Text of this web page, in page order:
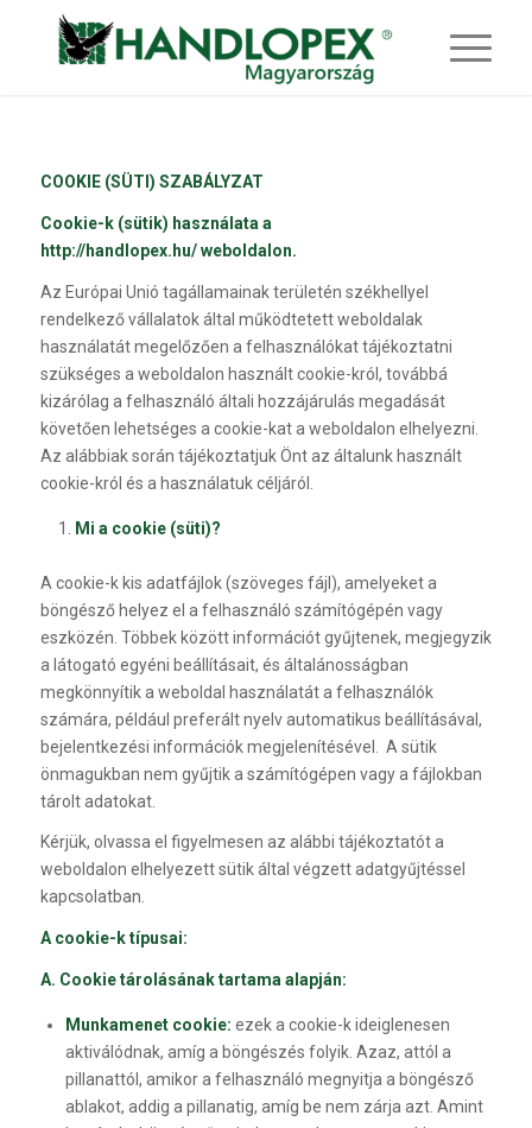
COOKIE (SÜTI) SZABÁLYZAT
Cookie-k (sütik) használata a
http://handlopex.hu/weboldalon.
Az Európai Unió tagállamainak területén székhellyel
rendelkező vállalatok által működtetett weboldalak
használatát megelőzően a felhasználókat tájékoztatni
szükséges a weboldalon használt cookie-król, továbbá
kizárólag a felhasználó általi hozzájárulás megadását
követően lehetséges a cookie-kat a weboldalon elhelyezni.
Az alábbiak során tájékoztatjuk Önt az általunk használt
cookie-król és a használatuk céljáról.
Mi a cookie (süti)?
A cookie-k kis adatfájlok (szöveges fájl), amelyeket a
böngésző helyez el a felhasználó számítógépén vagy
eszközén. Többek között információt gyűjtenek, megjegyzik
a látogató egyéni beállításait, és általánosságban
megkönnyítik a weboldal használatát a felhasználók
számára, például preferált nyelv automatikus beállításával,
bejelentkezési információk megjelenítésével. A sütik
önmagukban nem gyűjtik a számítógépen vagy a fájlokban
tárolt adatokat.
Kérjük, olvassa el figyelmesen az alábbi tájékoztatót a
weboldalon elhelyezett sütik által végzett adatgyűjtéssel
kapcsolatban.
A cookie-k típusai:
A. Cookie tárolásának tartama alapján:
Munkamenet cookie: ezek a cookie-k ideiglenesen
aktiválódnak, amíg a böngészés folyik. Azaz, attól a
pillanattól, amikor a felhasználó megnyitja a böngésző
ablakot, addig a pillanatig, amíg be nem zárja azt. Amint